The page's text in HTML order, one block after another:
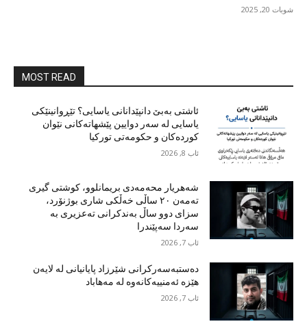
شوبات 20, 2025
MOST READ
ئاشتی بەبێ دانپێدانانی یاسایی؟ تێڕوانینێکی
یاسایی لە سەر دوایین پێشهاتەکانی نێوان
کوردەکان و حکومەتی تورکیا
ئاب 8, 2026
شەهریار محەمەدی بریمانلوو، کوشتی گیری
تەمەن ٢٠ ساڵی خەڵکی شاری بوژنۆرد،
سزای دوو ساڵ بەندکرانی تەعزیری بە
سەردا سەپێندرا
ئاب 7, 2026
دەستبەسەرکرانی شێرزاد پایانیانی لە لایەن
هێزە ئەمنییەکانەوە لە مەهاباد
ئاب 7, 2026